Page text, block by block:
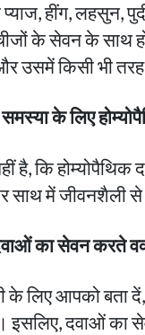
हींग, लहसुन,
के सेवन के साथ
उसमें किसी भी तरह
के लिए
है, कि होम्योपैथिक
साथ में जीवनशैली
का सेवन करते
के लिए आपको बता
इसलिए, दवाओं का